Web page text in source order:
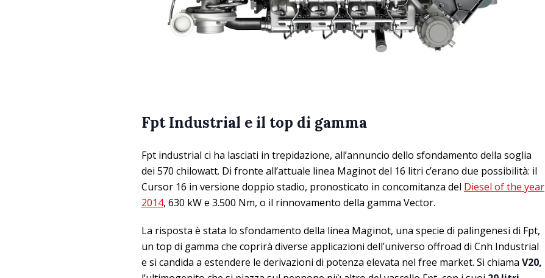
Fpt Industrial e il top di gamma
Fpt industrial ci ha lasciati in trepidazione, all’annuncio dello sfondamento della soglia
dei 570 chilowatt. Di fronte all’attuale linea Maginot del 16 litri c’erano due possibilità: il
Cursor 16 in versione doppio stadio, pronosticato in concomitanza del Diesel of the year
2014, 630 kW e 3.500 Nm, o il rinnovamento della gamma Vector.
La risposta è stata lo sfondamento della linea Maginot, una specie di palingenesi di Fpt,
un top di gamma che coprirà diverse applicazioni dell’universo offroad di Cnh Industrial
e si candida a estendere le derivazioni di potenza elevata nel free market. Si chiama V20,